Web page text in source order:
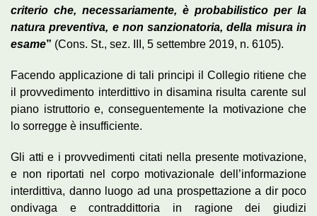
criterio che, necessariamente, è probabilistico per la
natura preventiva, e non sanzionatoria, della misura in
esame” (Cons. St., sez. III, 5 settembre 2019, n. 6105).
Facendo applicazione di tali principi il Collegio ritiene che
il provvedimento interdittivo in disamina risulta carente sul
piano istruttorio e, conseguentemente la motivazione che
lo sorregge è insufficiente.
Gli atti e i provvedimenti citati nella presente motivazione,
e non riportati nel corpo motivazionale dell’informazione
interdittiva, danno luogo ad una prospettazione a dir poco
ondivaga e contraddittoria in ragione dei giudizi